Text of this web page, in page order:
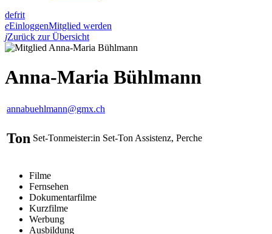
defrit
eEinloggenMitglied werden
jZurück zur Übersicht
Anna-Maria Bühlmann
annabuehlmann@gmx.ch
Ton Set-Tonmeister:in Set-Ton Assistenz, Perche
Filme
Fernsehen
Dokumentarfilme
Kurzfilme
Werbung
Ausbildung